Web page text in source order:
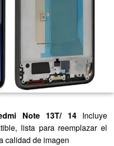
Note 13T/ 14Incluye
lista para reemplazar el
calidad de imagen